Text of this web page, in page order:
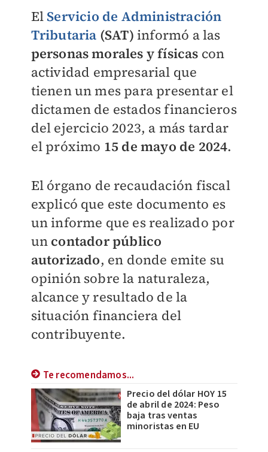
El Servicio de Administración
Tributaria (SAT) informó a las
personas morales y físicas con
actividad empresarial que
tienen un mes para presentar el
dictamen de estados financieros
del ejercicio 2023, a más tardar
el próximo 15 de mayo de 2024.
El órgano de recaudación fiscal
explicó que este documento es
un informe que es realizado por
un contador público
autorizado, en donde emite su
opinión sobre la naturaleza,
alcance y resultado de la
situación financiera del
contribuyente.
Te recomendamos...
Precio del dólar HOY 15
de abril de 2024: Peso
baja tras ventas
minoristas en EU